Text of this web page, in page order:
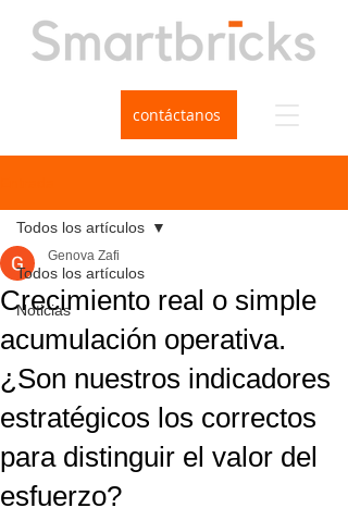
contáctanos
Todos los artículos
Noticias
Todos los artículos
Crecimiento real o simple
acumulación operativa.
¿Son nuestros indicadores
estratégicos los correctos
para distinguir el valor del
esfuerzo?
Genova Zafi